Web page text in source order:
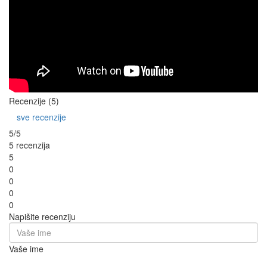
Recenzije (5)
sve recenzije
5/5
5 recenzija
5
0
0
0
0
Napišite recenziju
Vaše ime